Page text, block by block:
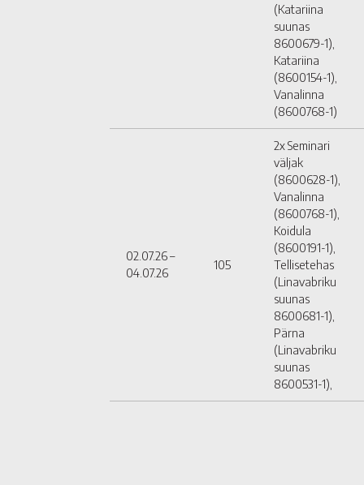
(Katariina
suunas
8600679-1),
Katariina
(8600154-1),
Vanalinna
(8600768-1)
02.07.26 –
04.07.26
105
2x Seminari
väljak
(8600628-1),
Vanalinna
(8600768-1),
Koidula
(8600191-1),
Tellisetehas
(Linavabriku
suunas
8600681-1),
Pärna
(Linavabriku
suunas
8600531-1),